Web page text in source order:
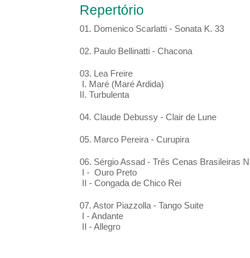
Repertório
01. Domenico Scarlatti - Sonata K. 33
02. Paulo Bellinatti - Chacona
03. Lea Freire
I. Maré (Maré Ardida)
II. Turbulenta
04. Claude Debussy - Clair de Lune
05. Marco Pereira - Curupira
06. Sérgio Assad - Três Cenas Brasileiras
I - Ouro Preto
II - Congada de Chico Rei
07. Astor Piazzolla - Tango Suite
I - Andante
II - Allegro